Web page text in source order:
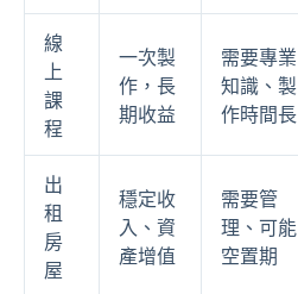
線
上
課
程
一次製
作，長
期收益
需要專業
知識、製
作時間長
出
租
房
屋
穩定收
入、資
產增值
需要管
理、可能
空置期